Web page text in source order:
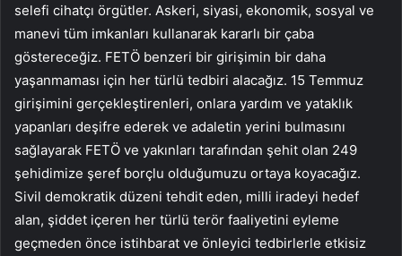
selefi cihatçı örgütler. Askeri, siyasi, ekonomik, sosyal ve
manevi tüm imkanları kullanarak kararlı bir çaba
göstereceğiz. FETÖ benzeri bir girişimin bir daha
yaşanmaması için her türlü tedbiri alacağız. 15 Temmuz
girişimini gerçekleştirenleri, onlara yardım ve yataklık
yapanları deşifre ederek ve adaletin yerini bulmasını
sağlayarak FETÖ ve yakınları tarafından şehit olan 249
şehidimize şeref borçlu olduğumuzu ortaya koyacağız.
Sivil demokratik düzeni tehdit eden, milli iradeyi hedef
alan, şiddet içeren her türlü terör faaliyetini eyleme
geçmeden önce istihbarat ve önleyici tedbirlerle etkisiz